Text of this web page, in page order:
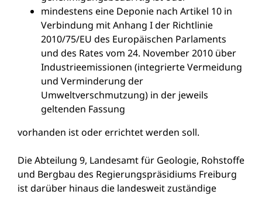
mindestens eine Deponie nach Artikel 10 in
Verbindung mit Anhang I der Richtlinie
2010/75/EU des Europäischen Parlaments
und des Rates vom 24. November 2010 über
Industrieemissionen (integrierte Vermeidung
und Verminderung der
Umweltverschmutzung) in der jeweils
geltenden Fassung
vorhanden ist oder errichtet werden soll.
Die Abteilung 9, Landesamt für Geologie, Rohstoffe
und Bergbau des Regierungspräsidiums Freiburg
ist darüber hinaus die landesweit zuständige